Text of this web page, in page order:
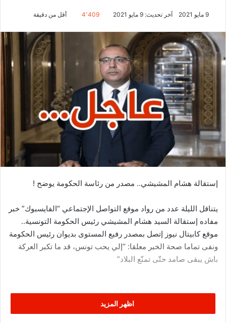
9 مايو 2021 آخر تحديث: 9 مايو 2021 4٬409 أقل من دقيقة
إستقالة هشام المشيشي.. مصدر من رئاسة الحكومة يوضح !
يتناقل الليلة عدد من رواد موقع التواصل الإجتماعي “الفايسبوك” خبر
مفاده إستقالة السيد هشام المشيشي رئيس الحكومة التونسية..
موقع كابيتال نيوز إتصل بمصدر رفيع المستوى بديوان رئيس الحكومة
ونفى تماما صحة الخبر معلقا: “إلي يحب تونس، قد ما تكبر العركة
باش يبقى صامد حتّى تمنّع البلاد”
اظهر المزيد